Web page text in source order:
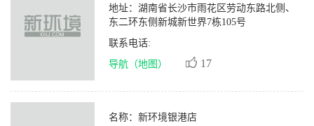
地址： 湖南省长沙市雨花区劳动东路北侧、
东二环东侧新城新世界7栋105号
联系电话:
导航（地图）
17
名称： 新环境银港店